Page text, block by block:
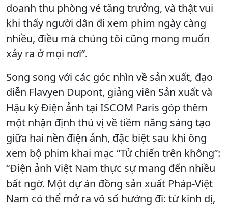
doanh thu phòng vé tăng trưởng, và thật vui
khi thấy người dân đi xem phim ngày càng
nhiều, điều mà chúng tôi cũng mong muốn
xảy ra ở mọi nơi”.
Song song với các góc nhìn về sản xuất, đạo
diễn Flavyen Dupont, giảng viên Sản xuất và
Hậu kỳ Điện ảnh tại ISCOM Paris góp thêm
một nhận định thú vị về tiềm năng sáng tạo
giữa hai nền điện ảnh, đặc biệt sau khi ông
xem bộ phim khai mạc “Tử chiến trên không”:
“Điện ảnh Việt Nam thực sự mang đến nhiều
bất ngờ. Một dự án đồng sản xuất Pháp-Việt
Nam có thể mở ra vô số hướng đi: từ kinh dị,